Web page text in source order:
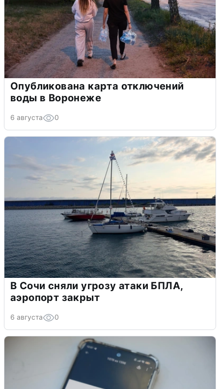
Опубликована карта отключений
воды в Воронеже
6 августа 0
В Сочи сняли угрозу атаки БПЛА,
аэропорт закрыт
6 августа 0